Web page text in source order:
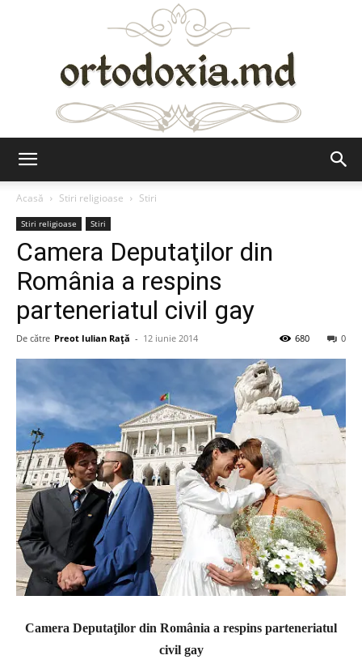
Acasă
Stiri religioase Stiri
Stiri religioase Stiri
Camera Deputaţilor din
România a respins
parteneriatul civil gay
De către Preot Iulian Raţă - 12 iunie 2014 0
680
Camera Deputaţilor din România a respins parteneriatul
civil gay